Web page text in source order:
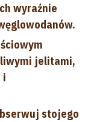
wyraźnie
jelitami,
i
stojego